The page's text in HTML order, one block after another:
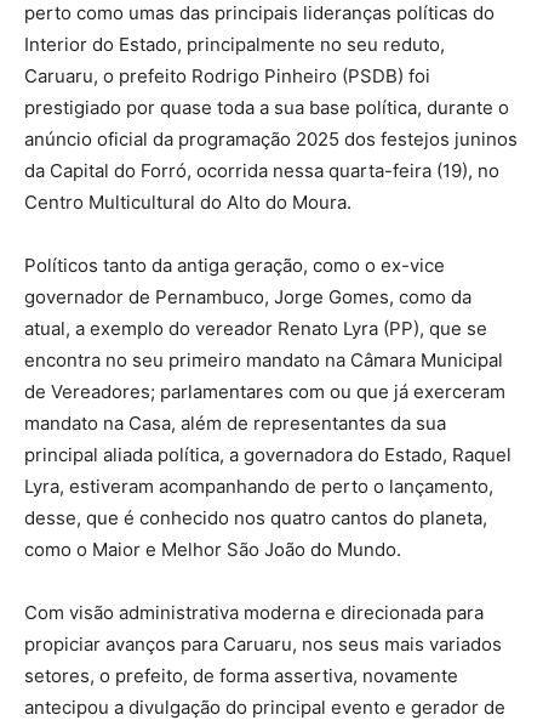
perto como umas das principais lideranças políticas do
Interior do Estado, principalmente no seu reduto,
Caruaru, o prefeito Rodrigo Pinheiro (PSDB) foi
prestigiado por quase toda a sua base política, durante o
anúncio oficial da programação 2025 dos festejos juninos
da Capital do Forró, ocorrida nessa quarta-feira (19), no
Centro Multicultural do Alto do Moura.
Políticos tanto da antiga geração, como o ex-vice
governador de Pernambuco, Jorge Gomes, como da
atual, a exemplo do vereador Renato Lyra (PP), que se
encontra no seu primeiro mandato na Câmara Municipal
de Vereadores; parlamentares com ou que já exerceram
mandato na Casa, além de representantes da sua
principal aliada política, a governadora do Estado, Raquel
Lyra, estiveram acompanhando de perto o lançamento,
desse, que é conhecido nos quatro cantos do planeta,
como o Maior e Melhor São João do Mundo.
Com visão administrativa moderna e direcionada para
propiciar avanços para Caruaru, nos seus mais variados
setores, o prefeito, de forma assertiva, novamente
antecipou a divulgação do principal evento e gerador de